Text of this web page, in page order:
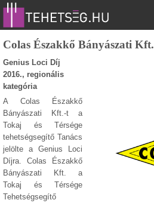
Colas Északkő Bányászati Kft.
Genius Loci Díj
2016., regionális
kategória
A Colas Északkő
Bányászati Kft.-t a
Tokaj és Térsége
tehetségsegítő Tanács
jelölte a Genius Loci
Díjra. Colas Északkő
Bányászati Kft. a
Tokaj és Térsége
Tehetségsegítő